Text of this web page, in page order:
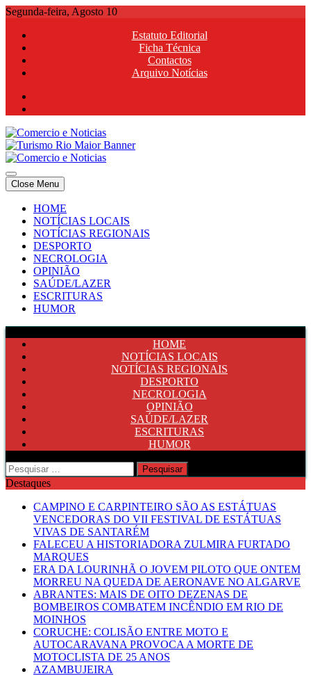
Skip
content
Segunda-feira, Agosto 10
Estatuto Editorial
Ficha Técnica
Contactos
Arquivo Notícias
Comercio e Noticias
Notícias e Publicidade Online
Comercio e Noticias
Notícias e Publicidade Online
Close Menu
HOME
NOTÍCIAS LOCAIS
NOTÍCIAS REGIONAIS
DESPORTO
NECROLOGIA
OPINIÃO
SAÚDE/LAZER
ESCRITURAS
HUMOR
HOME
NOTÍCIAS LOCAIS
NOTÍCIAS REGIONAIS
DESPORTO
NECROLOGIA
OPINIÃO
SAÚDE/LAZER
ESCRITURAS
HUMOR
Pesquisar
por:
Destaques
CAMPINO E CARPINTEIRO SÃO AS ESTÁTUAS
VENCEDORAS DO VII FESTIVAL DE ESTÁTUAS
VIVAS DE SANTARÉM
FALECEU A HISTORIADORA ZULMIRA FURTADO
MARQUES
ERA DA LOURINHÃ O JOVEM PILOTO QUE ONTEM
MORREU NA QUEDA DE AERONAVE NO ALGARVE
ABRANTES: MAIS DE OITO DEZENAS DE
BOMBEIROS COMBATEM INCÊNDIO EM RIO DE
MOINHOS
CORUCHE: COLISÃO ENTRE MOTO E
AUTOCARAVANA PROVOCA A MORTE DE
MOTOCLISTA DE 25 ANOS
AZAMBUJEIRA